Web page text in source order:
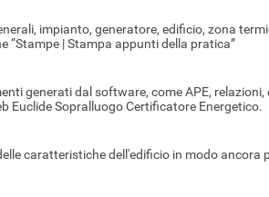
impianto, generatore, edificio, zona
| Stampa appunti della pratica”
generati dal software, come APE, relazioni,
Euclide Sopralluogo Certificatore Energetico.
caratteristiche dell'edificio in modo ancora